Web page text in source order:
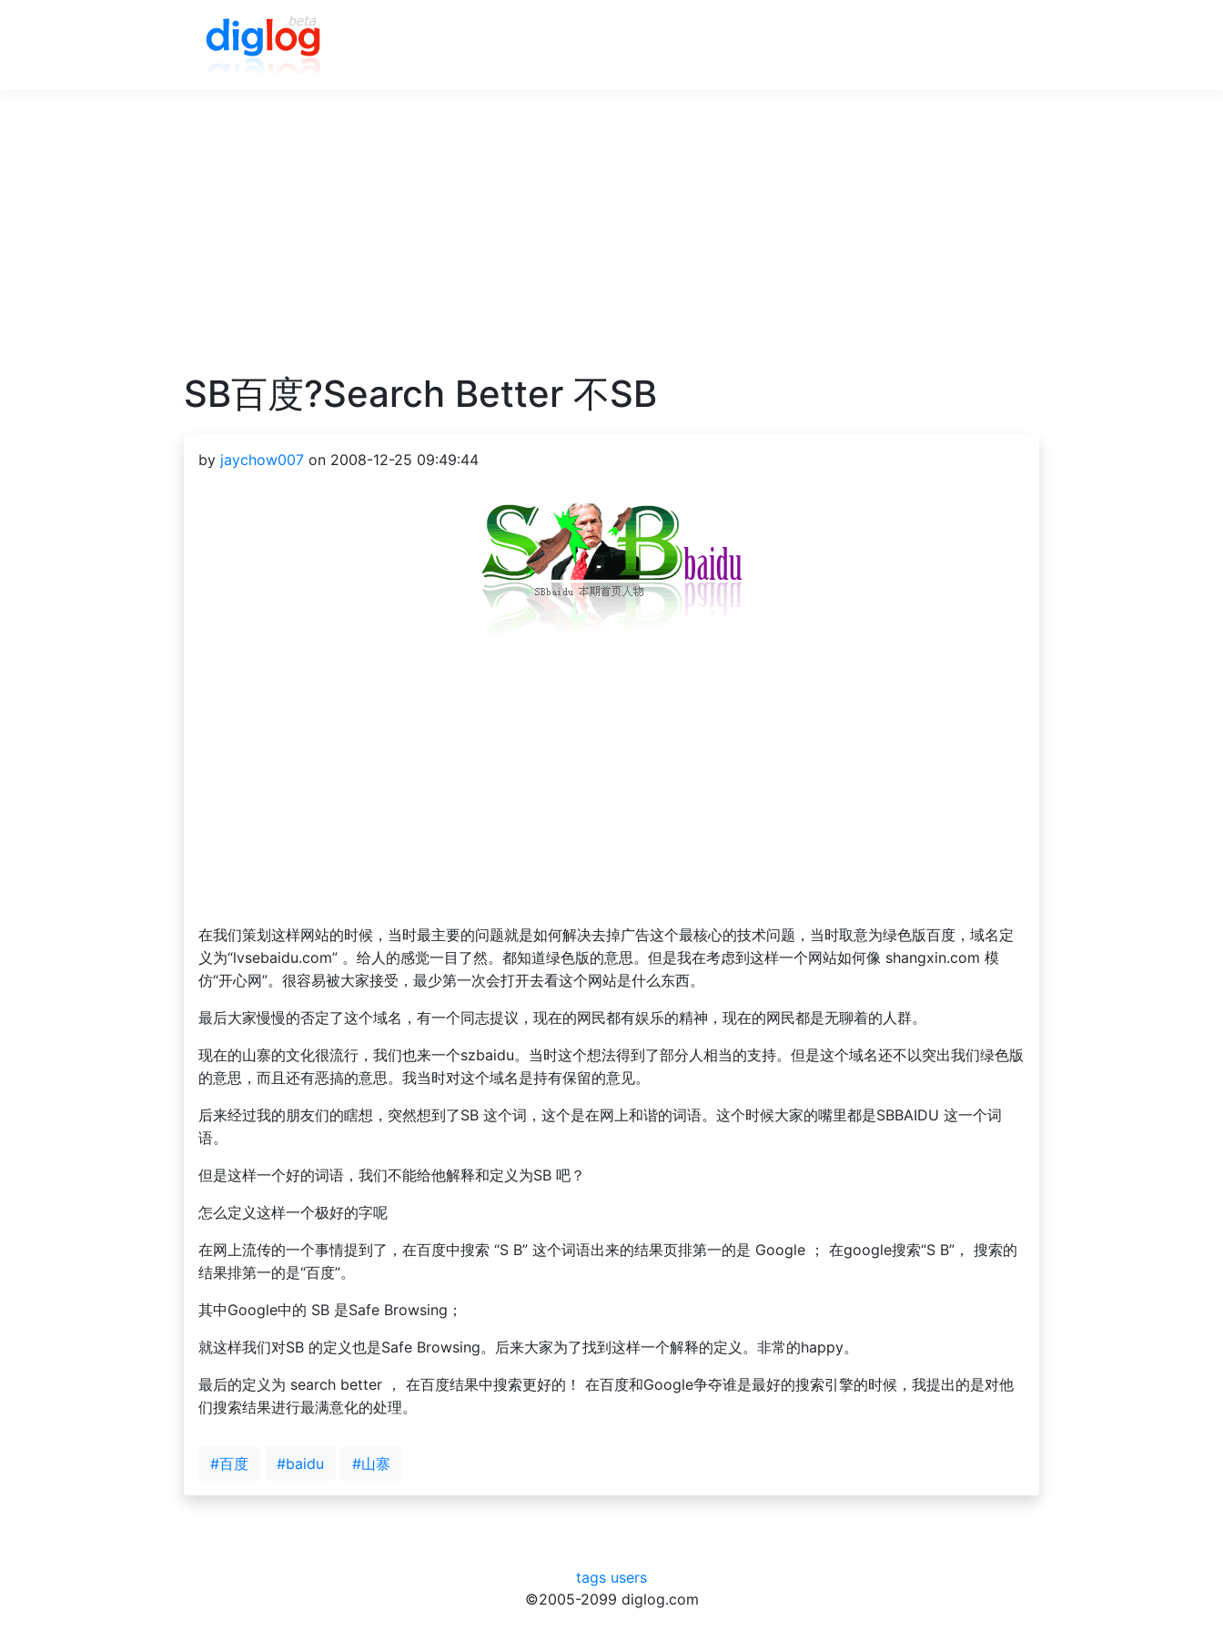
SB百度?Search Better 不SB
by jaychow007 on 2008-12-25 09:49:44
在我们策划这样网站的时候，当时最主要的问题就是如何解决去掉广告这个最核心的技术问题，当时取意为绿色版百度，域名定
义为“lvsebaidu.com” 。给人的感觉一目了然。都知道绿色版的意思。但是我在考虑到这样一个网站如何像 shangxin.com 模
仿“开心网”。很容易被大家接受，最少第一次会打开去看这个网站是什么东西。
最后大家慢慢的否定了这个域名，有一个同志提议，现在的网民都有娱乐的精神，现在的网民都是无聊着的人群。
现在的山寨的文化很流行，我们也来一个szbaidu。当时这个想法得到了部分人相当的支持。但是这个域名还不以突出我们绿色版
的意思，而且还有恶搞的意思。我当时对这个域名是持有保留的意见。
后来经过我的朋友们的瞎想，突然想到了SB 这个词，这个是在网上和谐的词语。这个时候大家的嘴里都是SBBAIDU 这一个词
语。
但是这样一个好的词语，我们不能给他解释和定义为SB 吧？
怎么定义这样一个极好的字呢
在网上流传的一个事情提到了，在百度中搜索 “S B” 这个词语出来的结果页排第一的是 Google ； 在google搜索“S B”， 搜索的
结果排第一的是“百度”。
其中Google中的 SB 是Safe Browsing；
就这样我们对SB 的定义也是Safe Browsing。后来大家为了找到这样一个解释的定义。非常的happy。
最后的定义为 search better ， 在百度结果中搜索更好的！ 在百度和Google争夺谁是最好的搜索引擎的时候，我提出的是对他
们搜索结果进行最满意化的处理。
#百度 #baidu #山寨
tags users
©2005-2099 diglog.com